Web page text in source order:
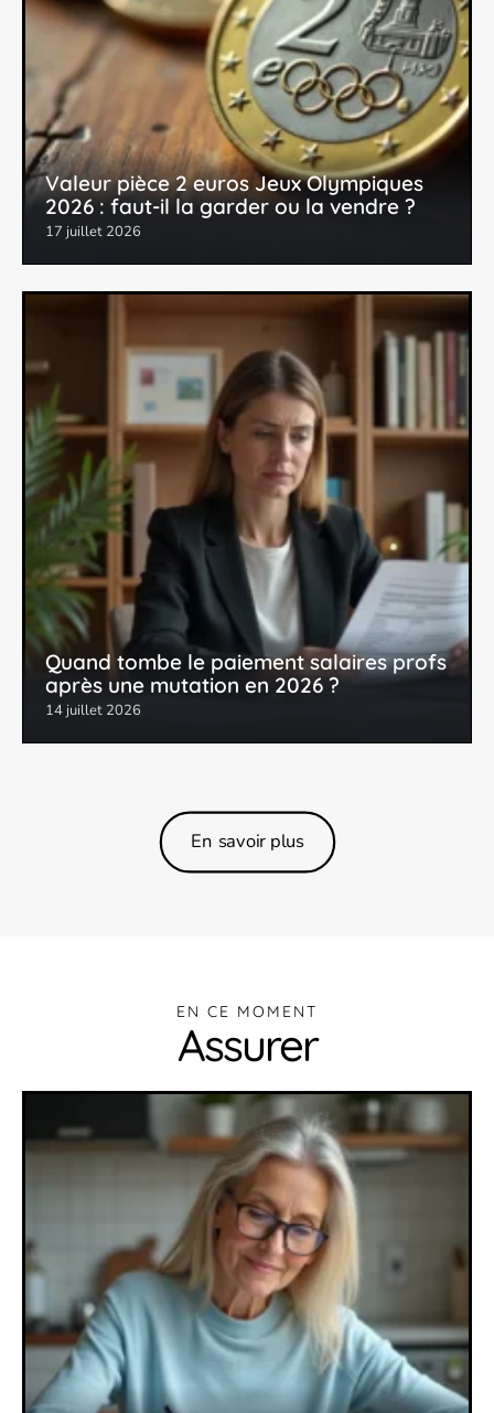
Valeur pièce 2 euros Jeux Olympiques
2026 : faut-il la garder ou la vendre ?
17 juillet 2026
Quand tombe le paiement salaires profs
après une mutation en 2026 ?
14 juillet 2026
En savoir plus
EN CE MOMENT
Assurer